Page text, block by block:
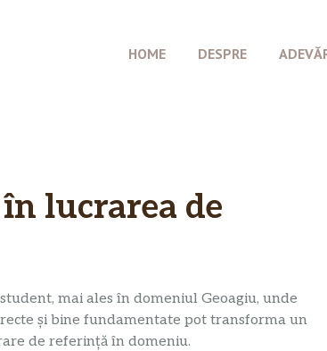
HOME DESPRE
lucrarea de
mai ales în domeniul Geoagiu, unde
și bine fundamentate pot transforma un
de referință în domeniu.